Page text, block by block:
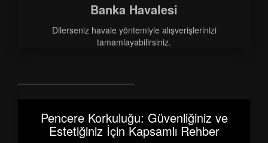
Banka Havalesi
Dilerseniz havale yöntemiyle alışverişlerinizi
tamamlayabilirsiniz.
Pencere Korkuluğu: Güvenliğiniz ve
Estetiğiniz İçin Kapsamlı Rehber